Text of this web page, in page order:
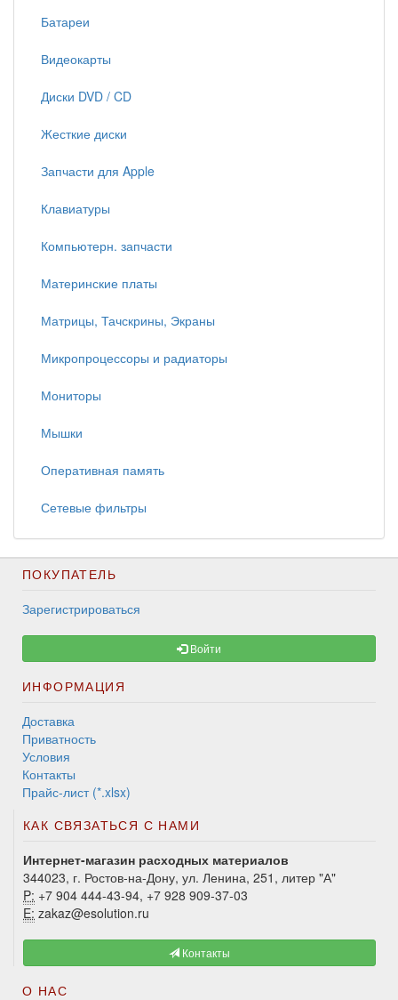
Батареи
Видеокарты
Диски DVD / CD
Жесткие диски
Запчасти для Apple
Клавиатуры
Компьютерн. запчасти
Материнские платы
Матрицы, Тачскрины, Экраны
Микропроцессоры и радиаторы
Мониторы
Мышки
Оперативная память
Сетевые фильтры
ПОКУПАТЕЛЬ
Зарегистрироваться
Войти
ИНФОРМАЦИЯ
Доставка
Приватность
Условия
Контакты
Прайс-лист (*.xlsx)
КАК СВЯЗАТЬСЯ С НАМИ
Интернет-магазин расходных материалов
344023, г. Ростов-на-Дону, ул. Ленина, 251, литер "А"
P: +7 904 444-43-94, +7 928 909-37-03
E: zakaz@esolution.ru
Контакты
О НАС